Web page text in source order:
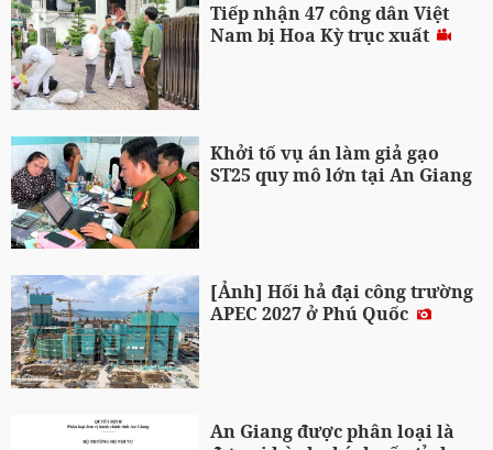
Tiếp nhận 47 công dân Việt
Nam bị Hoa Kỳ trục xuất
Khởi tố vụ án làm giả gạo
ST25 quy mô lớn tại An Giang
[Ảnh] Hối hả đại công trường
APEC 2027 ở Phú Quốc
An Giang được phân loại là